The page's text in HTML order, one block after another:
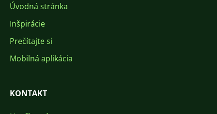
Úvodná stránka
Inšpirácie
Prečítajte si
Mobilná aplikácia
KONTAKT